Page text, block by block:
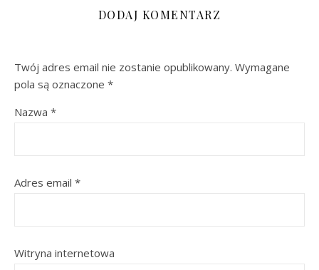
DODAJ KOMENTARZ
Twój adres email nie zostanie opublikowany. Wymagane
pola są oznaczone *
Nazwa *
Adres email *
Witryna internetowa